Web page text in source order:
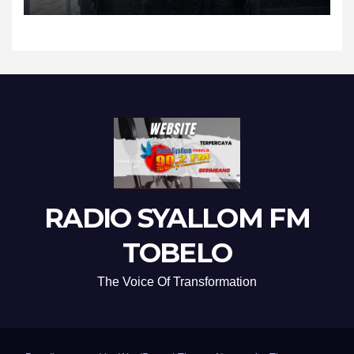
RADIO SYALLOM FM
TOBELO
The Voice Of Transformation